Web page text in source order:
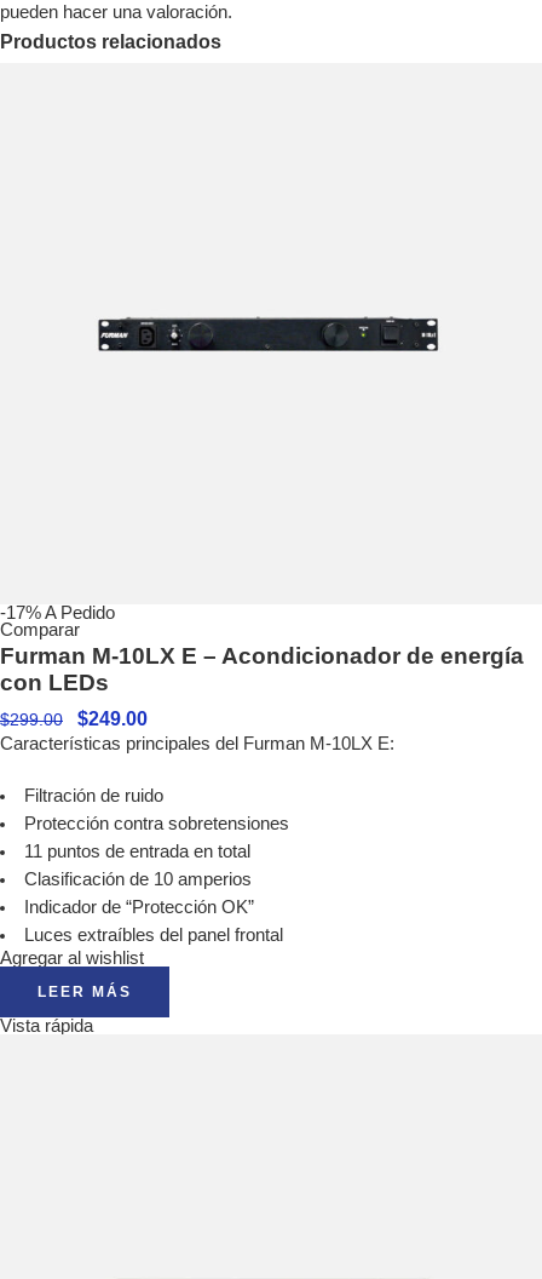
pueden hacer una valoración.
Productos relacionados
-17%A Pedido
Comparar
Furman M-10LX E – Acondicionador de energía
con LEDs
$299.00 $249.00
Características principales del Furman M-10LX E:
Filtración de ruido
Protección contra sobretensiones
11 puntos de entrada en total
Clasificación de 10 amperios
Indicador de “Protección OK”
Luces extraíbles del panel frontal
Agregar al wishlist
LEER MÁS
Vista rápida